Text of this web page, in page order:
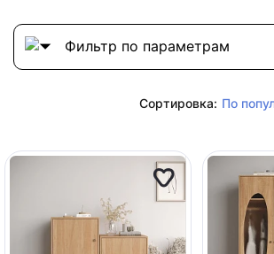
Сортировка: По
Фильтр по параметрам